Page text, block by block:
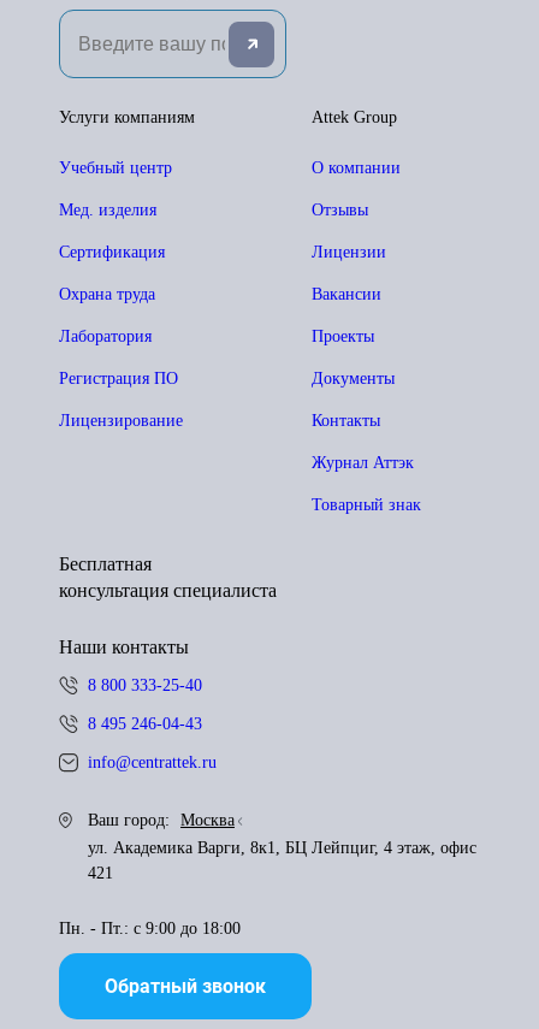
Attek Group
О компании
Отзывы
Лицензии
Вакансии
Проекты
Документы
Контакты
Журнал Аттэк
Товарный знак
Услуги компаниям
Учебный центр
Мед. изделия
Сертификация
Охрана труда
Лаборатория
Регистрация ПО
Лицензирование
Бесплатная
консультация специалиста
Наши контакты
8 800 333-25-40
8 495 246-04-43
info@centrattek.ru
Ваш город:
Москва
ул. Академика Варги, 8к1, БЦ Лейпциг, 4 этаж, офис
421
Пн. - Пт.: с 9:00 до 18:00
Обратный звонок